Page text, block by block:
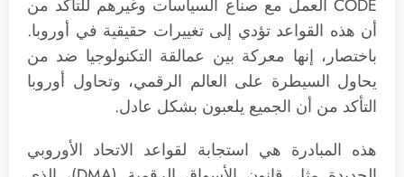
CODE العمل مع صناع السياسات وغيرهم للتأكد من
أن هذه القواعد تؤدي إلى تغييرات حقيقية في أوروبا.
باختصار، إنها معركة بين عمالقة التكنولوجيا ضد من
يحاول السيطرة على العالم الرقمي، وتحاول أوروبا
التأكد من أن الجميع يلعبون بشكل عادل.
هذه المبادرة هي استجابة لقواعد الاتحاد الأوروبي